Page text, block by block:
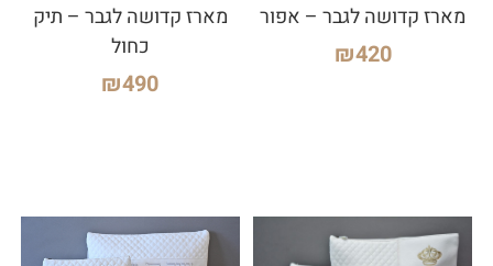
מארז קדושה לגבר – אפור
₪420
מארז קדושה לגבר – תיק
כחול
₪490